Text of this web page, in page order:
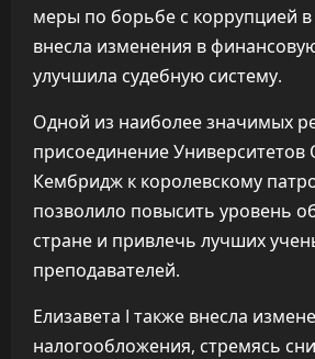
меры по борьбе с коррупцией в
внесла изменения в
улучшила судебную систему.
Одной из наиболее значимых
присоединение Университетов
Кембридж к королевскому
позволило повысить уровень
стране и привлечь лучших
преподавателей.
Елизавета I также внесла
налогообложения, стремясь